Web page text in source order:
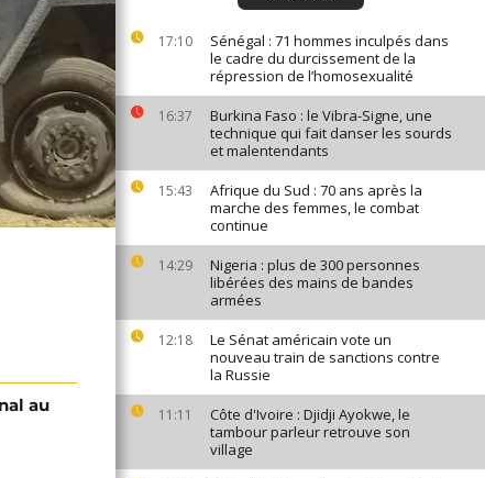
17:10
Sénégal : 71 hommes inculpés dans
le cadre du durcissement de la
répression de l’homosexualité
16:37
Burkina Faso : le Vibra-Signe, une
technique qui fait danser les sourds
et malentendants
15:43
Afrique du Sud : 70 ans après la
marche des femmes, le combat
continue
14:29
Nigeria : plus de 300 personnes
libérées des mains de bandes
armées
12:18
Le Sénat américain vote un
nouveau train de sanctions contre
la Russie
11:11
Côte d'Ivoire : Djidji Ayokwe, le
tambour parleur retrouve son
village
au